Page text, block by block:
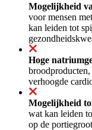
Mogelijkheid
voor mensen
kan leiden tot
Hoge
verhoogde
Mogelijkheid
wat kan leiden
op de